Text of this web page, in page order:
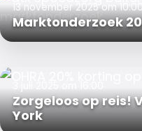
Marktonderzoek
13 november 2025 om
Zorgeloos op reis!
York